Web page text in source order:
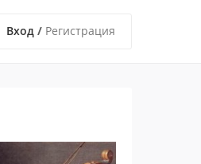
Вход / Регистрация